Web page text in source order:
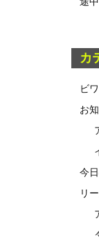
カ
ビ
お
今
リ